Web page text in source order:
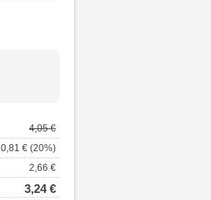
4,05 €
0,81 € (20%)
2,66 €
3,24 €